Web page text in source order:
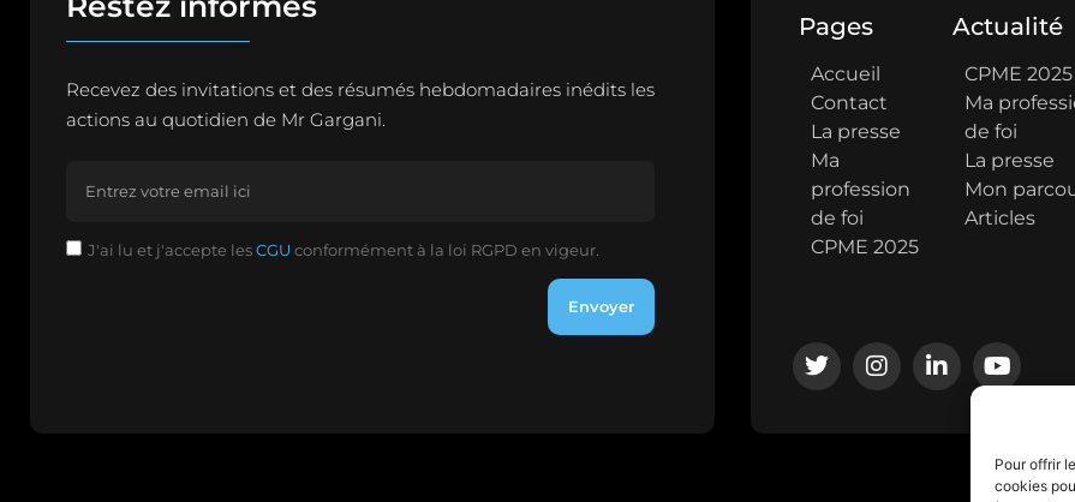
Pour offrir
cookies
Recevez des invitations et des résumés hebdomadaires inédits les
actions au quotidien de Mr Gargani.
J'ai lu et j'accepte lesCGU conformément à la loi RGPD en vigeur.
Envoyer
Pages
Accueil
Contact
La presse
Ma
profession
de foi
CPME 2025
Actualité
CPME 2025
Ma
de foi
La presse
Mon
Articles